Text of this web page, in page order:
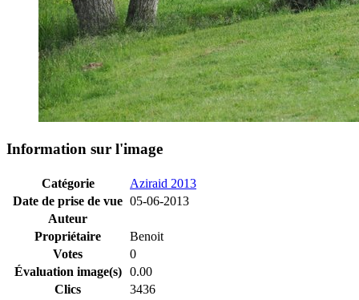
Information sur l'image
Catégorie
Aziraid 2013
Date de prise de vue 05-06-2013
Auteur
Propriétaire
Benoit
Votes
0
Évaluation image(s)
0.00
Clics
3436